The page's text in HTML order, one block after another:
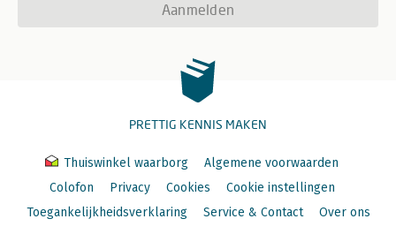
Aanmelden
PRETTIG KENNIS MAKEN
Thuiswinkel waarborg
Algemene voorwaarden
Colofon
Privacy Cookies
Cookie instellingen
Toegankelijkheidsverklaring
Service & Contact Over ons